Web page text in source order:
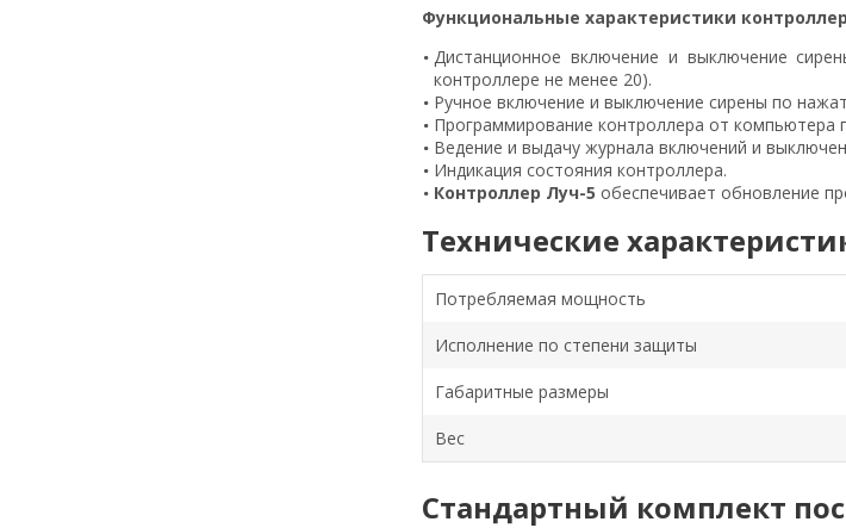
Функциональные характеристики
Дистанционное включение и выключение
контроллере не менее 20).
Ручное включение и выключение сирены по
Программирование контроллера от компьютера
Ведение и выдачу журнала включений и
Индикация состояния контроллера.
Контроллер Луч-5 обеспечивает обновление
Технические
Потребляемая мощность
Исполнение по степени защиты
Габаритные размеры
Вес
Стандартный комплект